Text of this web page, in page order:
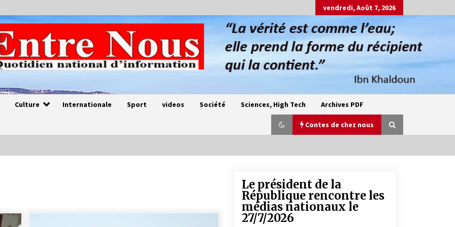
vendredi, Août 7, 2026
Culture Internationale Sport videos Société Sciences, High Tech Archives PDF
Contes de chez nous
Oum el Gaïla / L’ogresse du M’zab
4 ans ago
Le président de la
République rencontre les
médias nationaux le
27/7/2026